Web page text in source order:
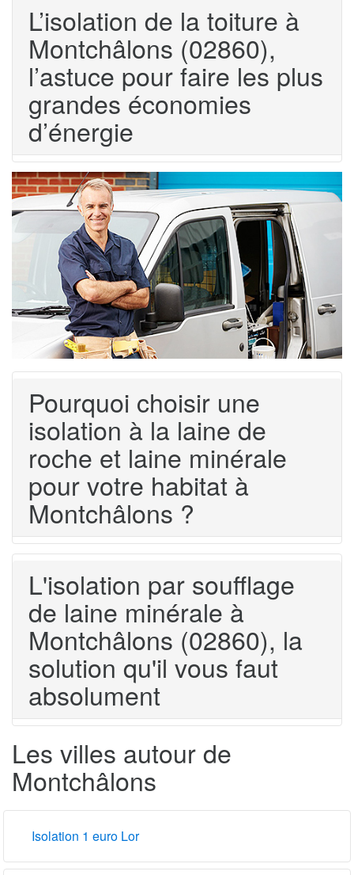
L’isolation de la toiture à
Montchâlons (02860),
l’astuce pour faire les plus
grandes économies
d’énergie
Pourquoi choisir une
isolation à la laine de
roche et laine minérale
pour votre habitat à
Montchâlons ?
L'isolation par soufflage
de laine minérale à
Montchâlons (02860), la
solution qu'il vous faut
absolument
Les villes autour de
Montchâlons
Isolation 1 euro Lor